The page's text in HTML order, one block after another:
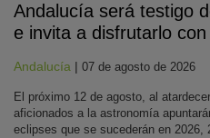
Andalucía será testigo
e invita a disfrutarlo con
Andalucía | 07 de agosto de 2026
El próximo 12 de agosto, al
aficionados a la astronomía
eclipses que se sucederán en 2026,